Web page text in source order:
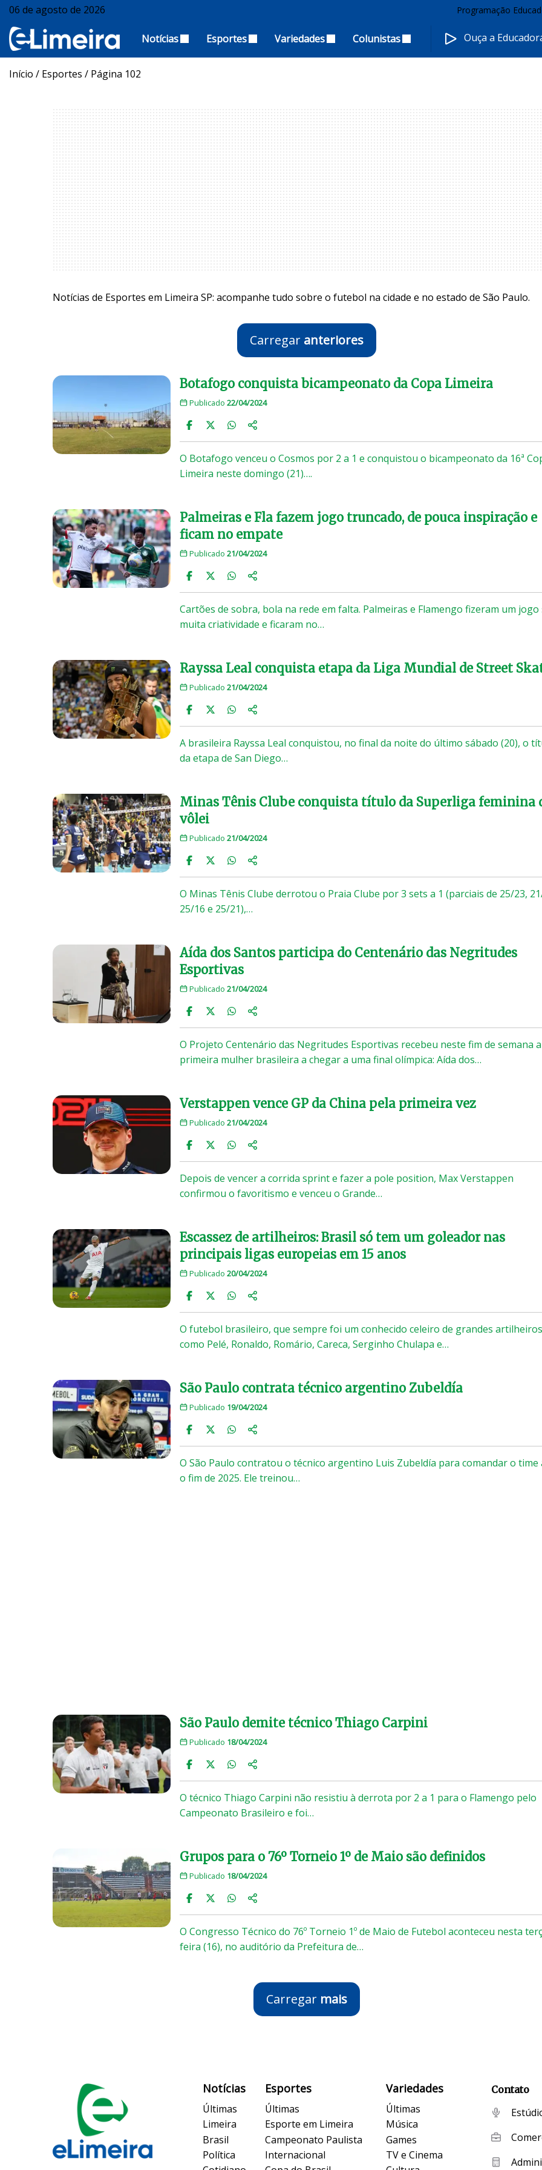
06 de agosto de 2026 Programação
Notícias Esportes Variedades Colunistas Ouça a
Início / Esportes / Página 102
Notícias de Esportes em Limeira SP: acompanhe tudo sobre o futebol na cidade e no estado de São Paulo.
Carregar anteriores
Botafogo conquista bicampeonato da Copa Limeira
Publicado 22/04/2024
O Botafogo venceu o Cosmos por 2 a 1 e conquistou o bicampeonato da 16ª
Limeira neste domingo (21)….
Palmeiras e Fla fazem jogo truncado, de pouca inspiração e
ficam no empate
Publicado 21/04/2024
Cartões de sobra, bola na rede em falta. Palmeiras e Flamengo fizeram um jogo
muita criatividade e ficaram no…
Rayssa Leal conquista etapa da Liga Mundial de Street
Publicado 21/04/2024
A brasileira Rayssa Leal conquistou, no final da noite do último sábado (20), o
da etapa de San Diego…
Minas Tênis Clube conquista título da Superliga feminina
vôlei
Publicado 21/04/2024
O Minas Tênis Clube derrotou o Praia Clube por 3 sets a 1 (parciais de 25/23,
25/16 e 25/21),…
Aída dos Santos participa do Centenário das Negritudes
Esportivas
Publicado 21/04/2024
O Projeto Centenário das Negritudes Esportivas recebeu neste fim de semana a
primeira mulher brasileira a chegar a uma final olímpica: Aída dos…
Verstappen vence GP da China pela primeira vez
Publicado 21/04/2024
Depois de vencer a corrida sprint e fazer a pole position, Max Verstappen
confirmou o favoritismo e venceu o Grande…
Escassez de artilheiros: Brasil só tem um goleador nas
principais ligas europeias em 15 anos
Publicado 20/04/2024
O futebol brasileiro, que sempre foi um conhecido celeiro de grandes artilheiros
como Pelé, Ronaldo, Romário, Careca, Serginho Chulapa e…
São Paulo contrata técnico argentino Zubeldía
Publicado 19/04/2024
O São Paulo contratou o técnico argentino Luis Zubeldía para comandar o time
o fim de 2025. Ele treinou…
São Paulo demite técnico Thiago Carpini
Publicado 18/04/2024
O técnico Thiago Carpini não resistiu à derrota por 2 a 1 para o Flamengo pelo
Campeonato Brasileiro e foi…
Grupos para o 76º Torneio 1º de Maio são definidos
Publicado 18/04/2024
O Congresso Técnico do 76º Torneio 1º de Maio de Futebol aconteceu nesta
feira (16), no auditório da Prefeitura de…
Carregar mais
Notícias
Últimas
Limeira
Brasil
Política
Esportes
Últimas
Esporte em Limeira
Campeonato Paulista
Internacional
Variedades
Últimas
Música
Games
TV e Cinema
Contato